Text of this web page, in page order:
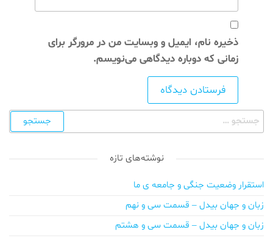
ذخیره نام، ایمیل و وبسایت من در مرورگر برای
زمانی که دوباره دیدگاهی می‌نویسم.
نوشته‌های تازه
استقرار وضعیت جنگی و جامعه ی ما
زبان و جهان بیدل – قسمت سی و نهم
زبان و جهان بیدل – قسمت سی و هشتم